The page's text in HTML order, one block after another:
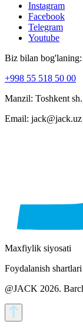
Instagram
Facebook
Telegram
Youtube
Biz bilan bog'laning:
+998 55 518 50 00
Manzil: Toshkent
Email: jack@jack.uz
Maxfiylik siyosati
Foydalanish shartlari
@JACK 2026.